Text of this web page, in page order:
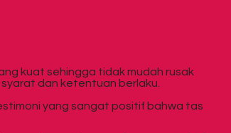
kuat sehingga tidak mudah rusak
dan ketentuan berlaku.
yang sangat positif bahwa tas